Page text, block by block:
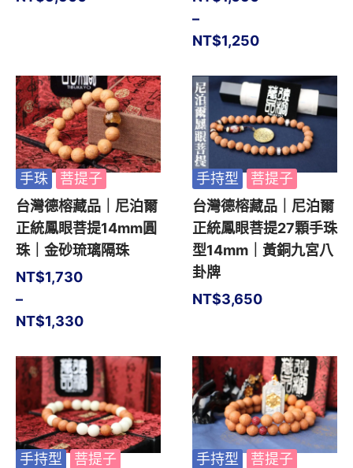
NT$1,250
–
手珠
菩提子
台灣德榕藏品｜尼泊爾
正統鳳眼菩提14mm圓
珠｜金砂琉璃隔珠
NT$1,330
–
NT$1,730
手持型
菩提子
台灣德榕藏品｜尼泊爾
正統鳳眼菩提27顆手珠
型14mm｜黃銅九宮八
卦牌
NT$3,650
手持型
菩提子
手持型
菩提子